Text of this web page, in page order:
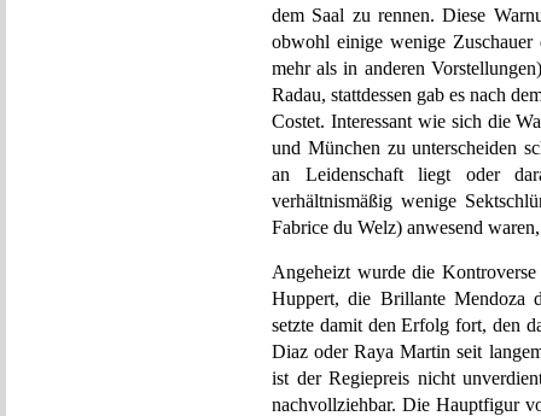
dem Saal zu rennen. Diese
obwohl einige wenige
mehr als in anderen
Radau, stattdessen gab es nach
Costet. Interessant wie sich die
und München zu unterscheiden
an Leidenschaft liegt oder
verhältnismäßig wenige
Fabrice du Welz) anwesend
Angeheizt wurde die
Huppert, die Brillante Mendoza
setzte damit den Erfolg fort, den
Diaz oder Raya Martin seit
ist der Regiepreis nicht
nachvollziehbar. Die Hauptfigur